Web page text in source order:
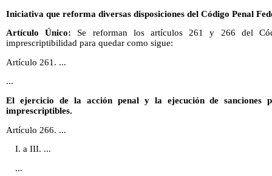
Iniciativa que reforma diversas disposiciones del Código Penal
Artículo Único: Se reforman los artículos 261 y 266 del
imprescriptibilidad para quedar como sigue:
Artículo 261. ...
...
El ejercicio de la acción penal y la ejecución de sanciones
imprescriptibles.
Artículo 266. ...
I. a III. ...
...